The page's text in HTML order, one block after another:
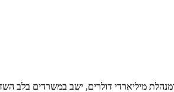
מיליארדי דולרים, ישב במשרדים בלב